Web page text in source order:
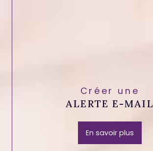
Créer une
ALERTE E-MAIL
En savoir plus